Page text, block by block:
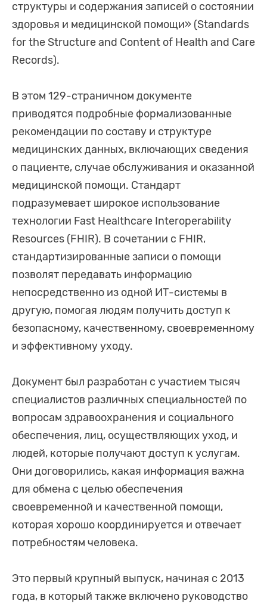
структуры и содержания записей о состоянии
здоровья и медицинской помощи» (Standards
for the Structure and Content of Health and Care
Records).
В этом 129-страничном документе
приводятся подробные формализованные
рекомендации по составу и структуре
медицинских данных, включающих сведения
о пациенте, случае обслуживания и оказанной
медицинской помощи. Стандарт
подразумевает широкое использование
технологии Fast Healthcare Interoperability
Resources (FHIR). В сочетании с FHIR,
стандартизированные записи о помощи
позволят передавать информацию
непосредственно из одной ИТ-системы в
другую, помогая людям получить доступ к
безопасному, качественному, своевременному
и эффективному уходу.
Документ был разработан с участием тысяч
специалистов различных специальностей по
вопросам здравоохранения и социального
обеспечения, лиц, осуществляющих уход, и
людей, которые получают доступ к услугам.
Они договорились, какая информация важна
для обмена с целью обеспечения
своевременной и качественной помощи,
которая хорошо координируется и отвечает
потребностям человека.
Это первый крупный выпуск, начиная с 2013
года, в который также включено руководство